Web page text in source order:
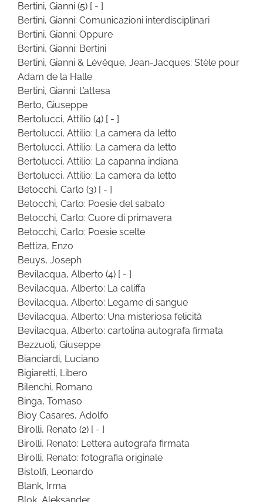
Bertini, Gianni (5) [ - ]
Bertini, Gianni: Comunicazioni interdisciplinari
Bertini, Gianni: Oppure
Bertini, Gianni: Bertini
Bertini, Gianni & Lévêque, Jean-Jacques: Stèle pour
Adam de la Halle
Bertini, Gianni: L’attesa
Berto, Giuseppe
Bertolucci, Attilio (4) [ - ]
Bertolucci, Attilio: La camera da letto
Bertolucci, Attilio: La camera da letto
Bertolucci, Attilio: La capanna indiana
Bertolucci, Attilio: La camera da letto
Betocchi, Carlo (3) [ - ]
Betocchi, Carlo: Poesie del sabato
Betocchi, Carlo: Cuore di primavera
Betocchi, Carlo: Poesie scelte
Bettiza, Enzo
Beuys, Joseph
Bevilacqua, Alberto (4) [ - ]
Bevilacqua, Alberto: La califfa
Bevilacqua, Alberto: Legame di sangue
Bevilacqua, Alberto: Una misteriosa felicità
Bevilacqua, Alberto: cartolina autografa firmata
Bezzuoli, Giuseppe
Bianciardi, Luciano
Bigiaretti, Libero
Bilenchi, Romano
Binga, Tomaso
Bioy Casares, Adolfo
Birolli, Renato (2) [ - ]
Birolli, Renato: Lettera autografa firmata
Birolli, Renato: fotografia originale
Bistolfi, Leonardo
Blank, Irma